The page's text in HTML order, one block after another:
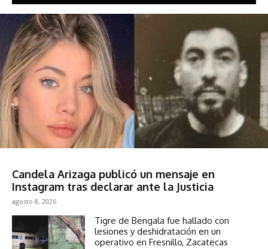
Candela Arizaga publicó un mensaje en
Instagram tras declarar ante la Justicia
agosto 8, 2026
Tigre de Bengala fue hallado con
lesiones y deshidratación en un
operativo en Fresnillo, Zacatecas